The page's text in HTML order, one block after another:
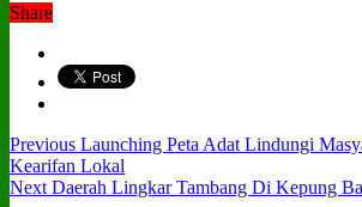
Share
Previous Launching Peta Adat Lindungi
Kearifan Lokal
Next Daerah Lingkar Tambang Di Kepung